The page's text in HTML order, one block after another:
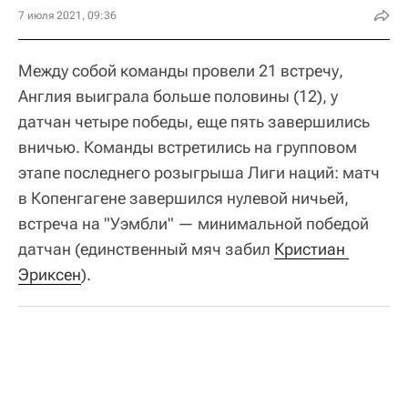
7 июля 2021, 09:36
Между собой команды провели 21 встречу,
Англия выиграла больше половины (12), у
датчан четыре победы, еще пять завершились
вничью. Команды встретились на групповом
этапе последнего розыгрыша Лиги наций: матч
в Копенгагене завершился нулевой ничьей,
встреча на "Уэмбли" — минимальной победой
датчан (единственный мяч забил Кристиан
Эриксен).